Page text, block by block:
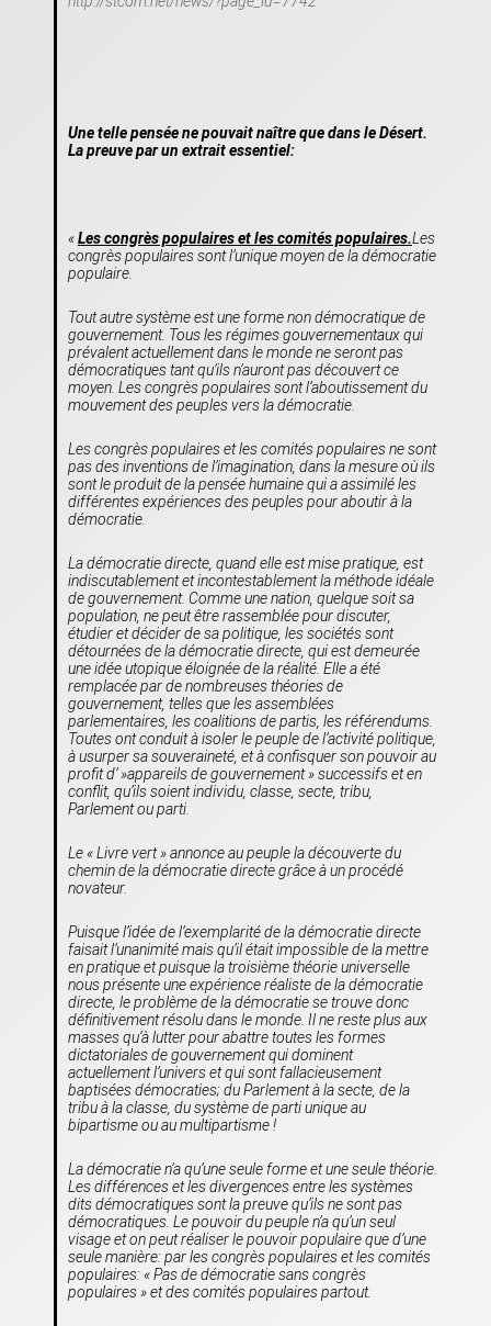
Une telle pensée ne pouvait naître que dans le Désert.
La preuve par un extrait essentiel:
«Les congrès populaires et les comités populaires.Les
congrès populaires sont l’unique moyen de la démocratie
populaire.
Tout autre système est une forme non démocratique de
gouvernement. Tous les régimes gouvernementaux qui
prévalent actuellement dans le monde ne seront pas
démocratiques tant qu’ils n’auront pas découvert ce
moyen. Les congrès populaires sont l’aboutissement du
mouvement des peuples vers la démocratie.
Les congrès populaires et les comités populaires ne sont
pas des inventions de l’imagination, dans la mesure où ils
sont le produit de la pensée humaine qui a assimilé les
différentes expériences des peuples pour aboutir à la
démocratie.
La démocratie directe, quand elle est mise pratique, est
indiscutablement et incontestablement la méthode idéale
de gouvernement. Comme une nation, quelque soit sa
population, ne peut être rassemblée pour discuter,
étudier et décider de sa politique, les sociétés sont
détournées de la démocratie directe, qui est demeurée
une idée utopique éloignée de la réalité. Elle a été
remplacée par de nombreuses théories de
gouvernement, telles que les assemblées
parlementaires, les coalitions de partis, les référendums.
Toutes ont conduit à isoler le peuple de l’activité politique,
à usurper sa souveraineté, et à confisquer son pouvoir au
profit d’ »appareils de gouvernement» successifs et en
conflit, qu’ils soient individu, classe, secte, tribu,
Parlement ou parti.
Le « Livre vert » annonce au peuple la découverte du
chemin de la démocratie directe grâce à un procédé
novateur.
Puisque l’idée de l’exemplarité de la démocratie directe
faisait l’unanimité mais qu’il était impossible de la mettre
en pratique et puisque la troisième théorie universelle
nous présente une expérience réaliste de la démocratie
directe, le problème de la démocratie se trouve donc
définitivement résolu dans le monde. Il ne reste plus aux
masses qu’à lutter pour abattre toutes les formes
dictatoriales de gouvernement qui dominent
actuellement l’univers et qui sont fallacieusement
baptisées démocraties; du Parlement à la secte, de la
tribu à la classe, du système de parti unique au
bipartisme ou au multipartisme !
La démocratie n’a qu’une seule forme et une seule théorie.
Les différences et les divergences entre les systèmes
dits démocratiques sont la preuve qu’ils ne sont pas
démocratiques. Le pouvoir du peuple n’a qu’un seul
visage et on peut réaliser le pouvoir populaire que d’une
seule manière: par les congrès populaires et les comités
populaires: «Pas de démocratie sans congrès
populaires» etdes comités populaires partout.